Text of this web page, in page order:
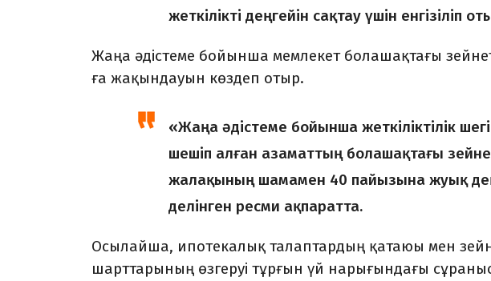
жеткілікті деңгейін сақтау үшін енгізіліп
Жаңа әдістеме бойынша мем­­лекет болашақтағы
ға жақындауын көздеп отыр.
«Жаңа әдістеме бойынша жет­кіліктілік
шешіп алған азамат­тың болашақтағы
жалақының ша­­ма­мен 40 пайызына жуық
делінген ресми ақпаратта.
Осылайша, ипотекалық та­лап­тардың қатаюы мен
шарттарының өзгеруі тұрғын үй нарығындағы